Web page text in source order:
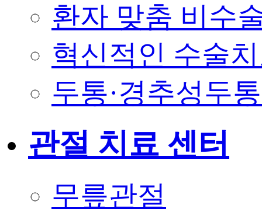
환자 맞춤 비수
혁신적인 수술
두통·경추성두
관절 치료 센터
무릎관절